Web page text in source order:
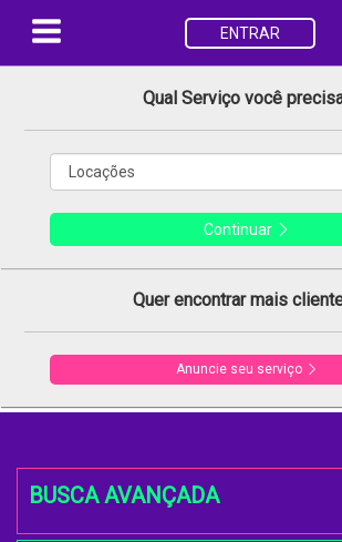
ENTRAR
Qual Serviço você
Continuar
Quer encontrar mais
Anuncie seu serviço
BUSCA AVANÇADA